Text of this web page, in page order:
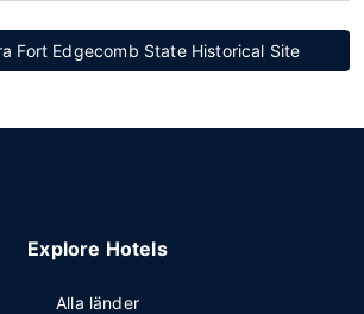
Fort Edgecomb State Historical Site
Explore Hotels
Alla länder